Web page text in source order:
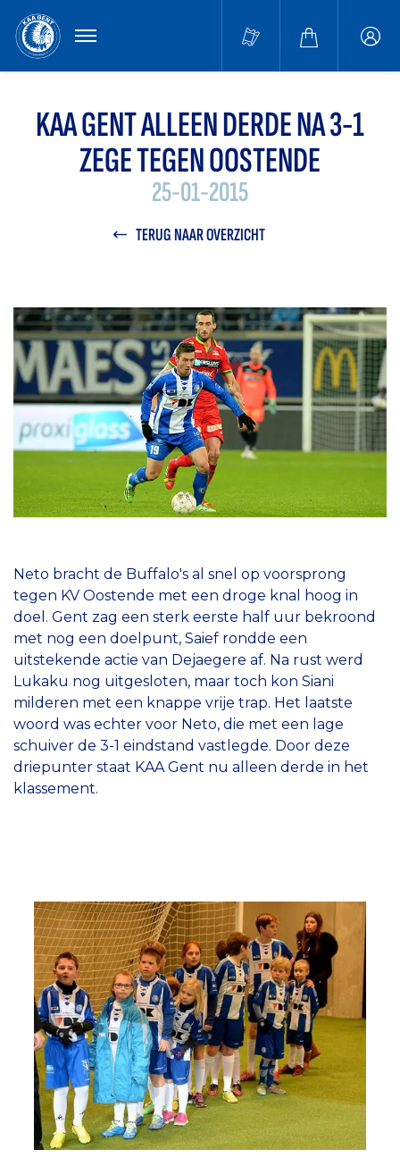
MENU
KAA GENT ALLEEN DERDE NA 3-1
ZEGE TEGEN OOSTENDE
25-01-2015
TERUG NAAR OVERZICHT
Neto bracht de Buffalo's al snel op voorsprong
tegen KV Oostende met een droge knal hoog in
doel. Gent zag een sterk eerste half uur bekroond
met nog een doelpunt, Saief rondde een
uitstekende actie van Dejaegere af. Na rust werd
Lukaku nog uitgesloten, maar toch kon Siani
milderen met een knappe vrije trap. Het laatste
woord was echter voor Neto, die met een lage
schuiver de 3-1 eindstand vastlegde. Door deze
driepunter staat KAA Gent nu alleen derde in het
klassement.